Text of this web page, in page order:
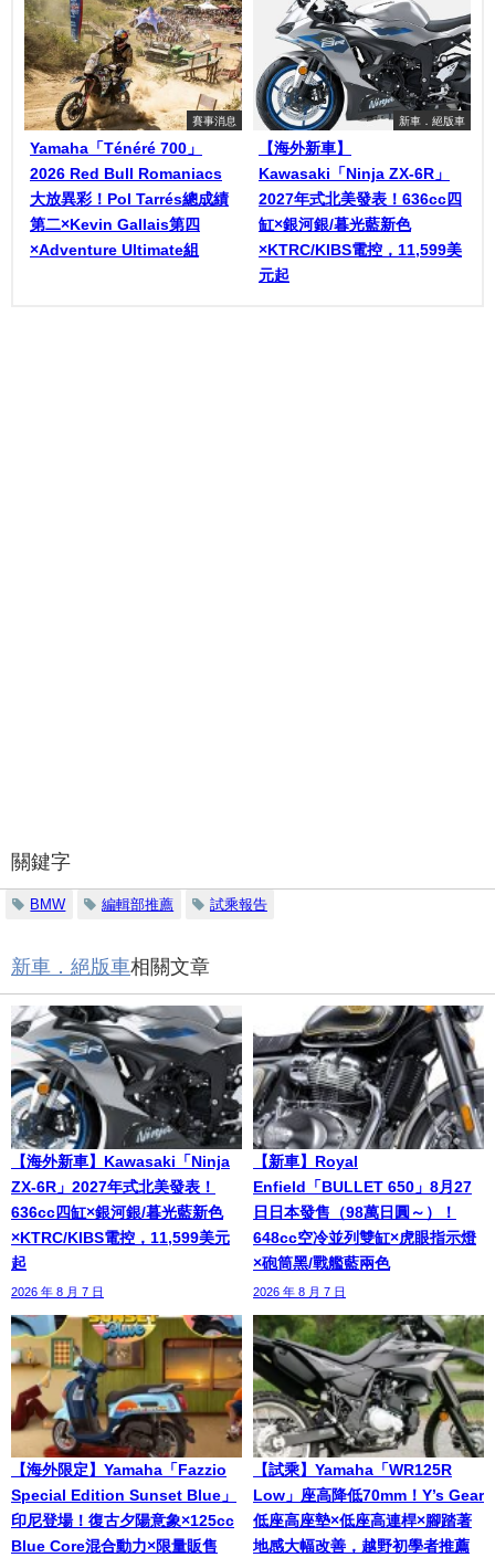
賽事消息
Yamaha「Ténéré 700」
2026 Red Bull Romaniacs
大放異彩！Pol Tarrés總成績
第二×Kevin Gallais第四
×Adventure Ultimate組
新車．絕版車
【海外新車】
Kawasaki「Ninja ZX-6R」
2027年式北美發表！636cc四
缸×銀河銀/暮光藍新色
×KTRC/KIBS電控，11,599美
元起
關鍵字
BMW 編輯部推薦 試乘報告
新車．絕版車相關文章
【海外新車】Kawasaki「Ninja
ZX-6R」2027年式北美發表！
636cc四缸×銀河銀/暮光藍新色
×KTRC/KIBS電控，11,599美元
起
2026 年 8 月 7 日
【新車】Royal
Enfield「BULLET 650」8月27
日日本發售（98萬日圓～）！
648cc空冷並列雙缸×虎眼指示燈
×砲筒黑/戰艦藍兩色
2026 年 8 月 7 日
【海外限定】Yamaha「Fazzio
Special Edition Sunset Blue」
印尼登場！復古夕陽意象×125cc
Blue Core混合動力×限量販售
【試乘】Yamaha「WR125R
Low」座高降低70mm！Y’s Gear
低座高座墊×低座高連桿×腳踏著
地感大幅改善，越野初學者推薦